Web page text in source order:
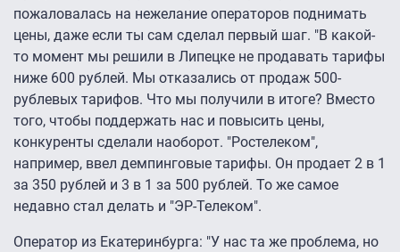
пожаловалась на нежелание операторов поднимать
цены, даже если ты сам сделал первый шаг. "В какой-
то момент мы решили в Липецке не продавать тарифы
ниже 600 рублей. Мы отказались от продаж 500-
рублевых тарифов. Что мы получили в итоге? Вместо
того, чтобы поддержать нас и повысить цены,
конкуренты сделали наоборот. "Ростелеком",
например, ввел демпинговые тарифы. Он продает 2 в 1
за 350 рублей и 3 в 1 за 500 рублей. То же самое
недавно стал делать и "ЭР-Телеком".
Оператор из Екатеринбурга: "У нас та же проблема, но